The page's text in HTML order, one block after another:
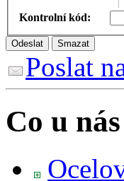
Kontrolní kód:
Poslat
Co u